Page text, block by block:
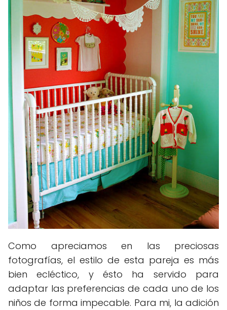
Como apreciamos en las preciosas
fotografías, el estilo de esta pareja es más
bien ecléctico, y ésto ha servido para
adaptar las preferencias de cada uno de los
niños de forma impecable. Para mi, la adición